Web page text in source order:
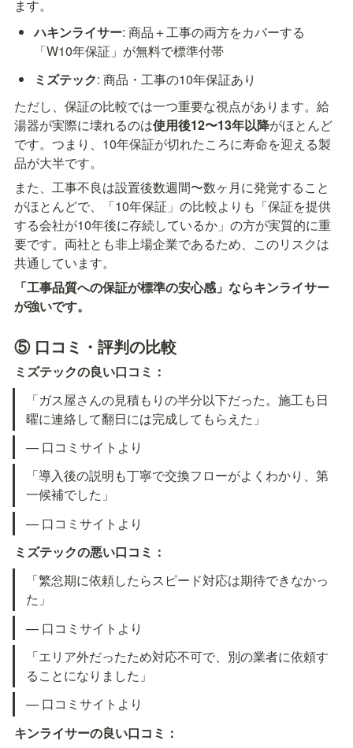
ます。
ハキンライサー: 商品＋工事の両方をカバーする
「W10年保証」が無料で標準付帯
ミズテック: 商品・工事の10年保証あり
ただし、保証の比較では一つ重要な視点があります。給
湯器が実際に壊れるのは使用後12〜13年以降がほとんど
です。つまり、10年保証が切れたころに寿命を迎える製
品が大半です。
また、工事不良は設置後数週間〜数ヶ月に発覚すること
がほとんどで、「10年保証」の比較よりも「保証を提供
する会社が10年後に存続しているか」の方が実質的に重
要です。両社とも非上場企業であるため、このリスクは
共通しています。
「工事品質への保証が標準の安心感」ならキンライサー
が強いです。
⑤ 口コミ・評判の比較
ミズテックの良い口コミ：
「ガス屋さんの見積もりの半分以下だった。施工も日
曜に連絡して翻日には完成してもらえた」
— 口コミサイトより
「導入後の説明も丁寧で交換フローがよくわかり、第
一候補でした」
— 口コミサイトより
ミズテックの悪い口コミ：
「繁忩期に依頼したらスピード対応は期待できなかっ
た」
— 口コミサイトより
「エリア外だったため対応不可で、別の業者に依頼す
ることになりました」
— 口コミサイトより
キンライサーの良い口コミ：